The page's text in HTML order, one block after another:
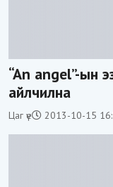
“An angel”-ын
айлчилна
Цаг үе 2013-10-15